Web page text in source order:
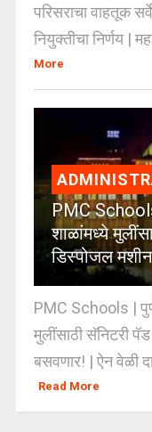
परिसराचा वाहतूक
नियुक्तीचा निर्णय |
More
PMC
शाळांमध्ये
डिस्पोजल
PMC Schools | पुणे
मुलींसाठी सॅनिटरी
बसवणार! | ऐन वेळी
Read More